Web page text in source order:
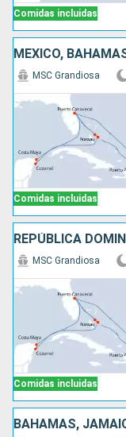
Comidas incluidas
Comidas incluidas
MSC Grandiosa
Comidas incluidas
MSC Grandiosa